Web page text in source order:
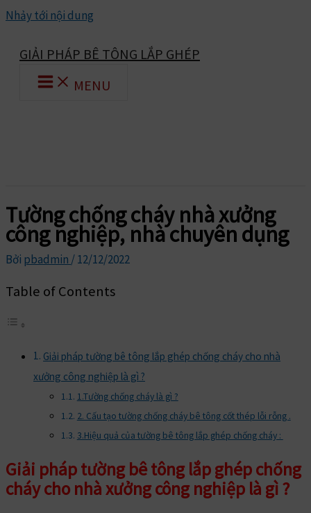
Nhảy tới nội dung
GIẢI PHÁP BÊ TÔNG LẮP GHÉP
MENU
Tường chống cháy nhà xưởng
công nghiệp, nhà chuyên dụng
Bởi pbadmin /12/12/2022
Table of Contents
Giải pháp tường bê tông lắp ghép chống cháy cho nhà
xưởng công nghiệp là gì ?
1.Tường chống cháy là gì ?
2. Cấu tạo tường chống cháy bê tông cốt thép lỗi rỗng .
3.Hiệu quả của tường bê tông lắp ghép chống cháy :
Giải pháp tường bê tông lắp ghép chống
cháy cho nhà xưởng công nghiệp là gì ?